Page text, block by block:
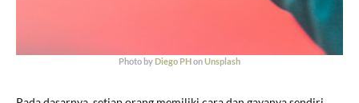
Photo byDiego PHonUnsplash